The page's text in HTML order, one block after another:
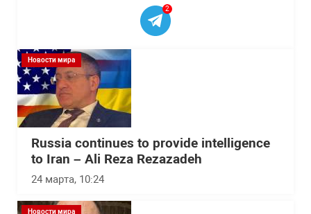
2
Новости мира
Russia continues to provide intelligence
to Iran – Ali Reza Rezazadeh
24 марта, 10:24
Новости мира